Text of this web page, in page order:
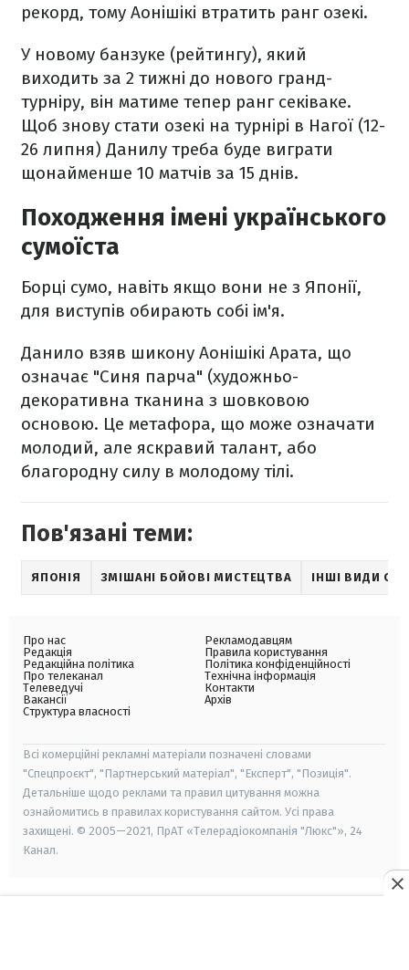
рекорд, тому Аонішікі втратить ранг озекі.
У новому банзуке (рейтингу), який
виходить за 2 тижні до нового гранд-
турніру, він матиме тепер ранг секіваке.
Щоб знову стати озекі на турнірі в Нагої (12-
26 липня) Данилу треба буде виграти
щонайменше 10 матчів за 15 днів.
Походження імені українського
сумоїста
Борці сумо, навіть якщо вони не з Японії,
для виступів обирають собі ім'я.
Данило взяв шикону Аонішікі Арата, що
означає "Синя парча" (художньо-
декоративна тканина з шовковою
основою. Це метафора, що може означати
молодий, але яскравий талант, або
благородну силу в молодому тілі.
Пов'язані теми:
ЯПОНІЯ ЗМІШАНІ БОЙОВІ МИСТЕЦТВА ІНШІ ВИДИ
Про нас
Редакція
Редакційна політика
Про телеканал
Телеведучі
Вакансії
Структура власності
Рекламодавцям
Правила користування
Політика конфіденційності
Технічна інформація
Контакти
Архів
Всі комерційні рекламні матеріали позначені словами
"Спецпроєкт", "Партнерський матеріал", "Експерт", "Позиція".
Детальніше щодо реклами та правил цитування можна
ознайомитись в правилах користування сайтом. Усі права
захищені. © 2005—2021, ПрАТ «Телерадіокомпанія "Люкс"», 24
Канал.